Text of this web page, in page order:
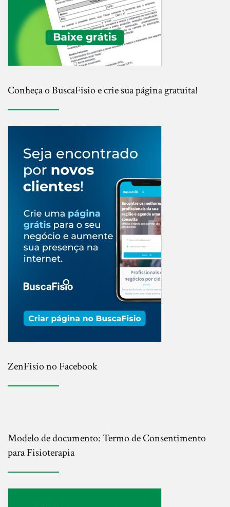
Conheça o BuscaFisio e crie sua página gratuita!
ZenFisio no Facebook
Modelo de documento: Termo de Consentimento
para Fisioterapia